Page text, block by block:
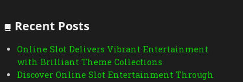
Recent Posts
Online Slot Delivers Vibrant Entertainment
with Brilliant Theme Collections
Discover Online Slot Entertainment Through